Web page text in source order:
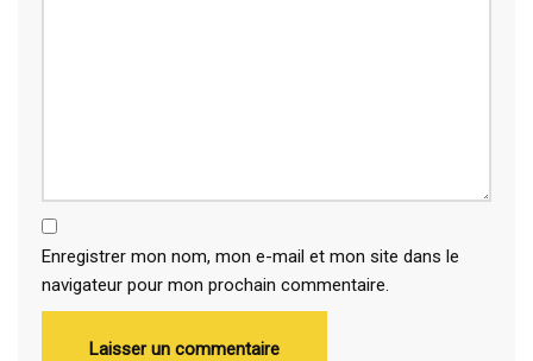
Enregistrer mon nom, mon e-mail et mon site dans le
navigateur pour mon prochain commentaire.